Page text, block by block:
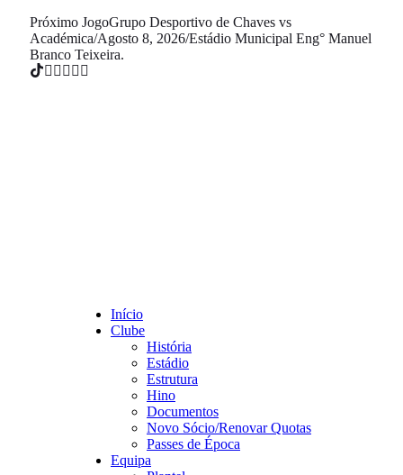
Próximo JogoGrupo Desportivo de Chaves vs
Académica/Agosto 8, 2026/Estádio Municipal Eng° Manuel
Branco Teixeira.
Início
Clube
História
Estádio
Estrutura
Hino
Documentos
Novo Sócio/Renovar Quotas
Passes de Época
Equipa